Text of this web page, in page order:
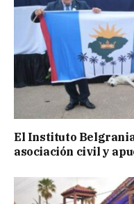
El Instituto
asociación civil y